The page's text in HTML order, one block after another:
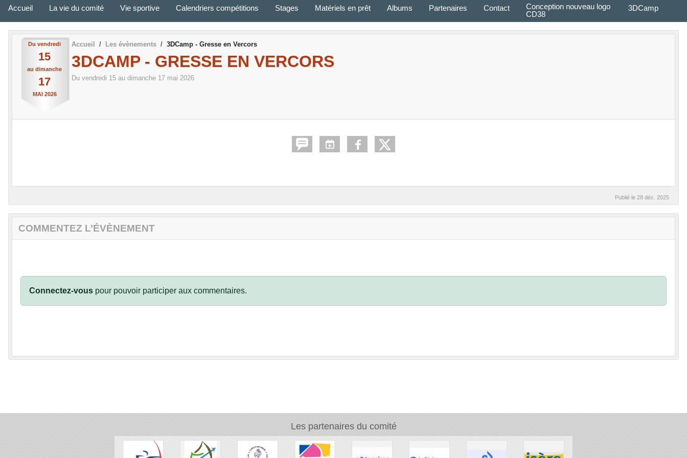
Accueil La vie du comité Vie sportive Calendriers compétitions Stages Matériels en prêt Albums Partenaires Contact
Conception nouveau logo
CD38
3DCamp
Du vendredi
15
au dimanche
17
MAI 2026
Accueil Les évènements 3DCamp - Gresse en Vercors
3DCAMP - GRESSE EN VERCORS
Du vendredi 15 au dimanche 17 mai 2026
Publié le 28 déc. 2025
COMMENTEZ L’ÉVÈNEMENT
Connectez-vous pour pouvoir participer aux commentaires.
Les partenaires du comité